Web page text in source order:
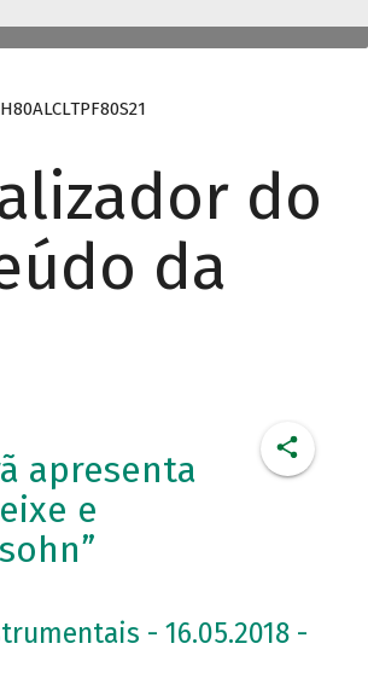
do
da
apresenta
e
- 16.05.2018 -